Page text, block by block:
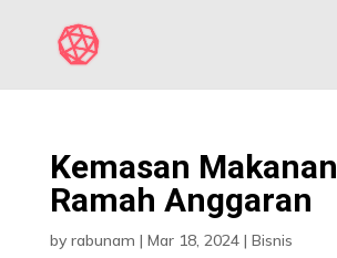
Kemasan Makanan
Ramah Anggaran
by rabunam | Mar 18, 2024| Bisnis